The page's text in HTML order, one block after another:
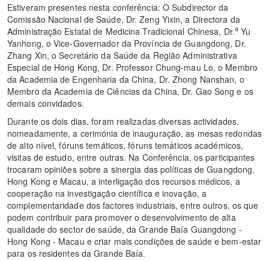
Estiveram presentes nesta conferência: O Subdirector da
Comissão Nacional de Saúde, Dr. Zeng Yixin, a Directora da
Administração Estatal de Medicina Tradicional Chinesa, Dr.aYu
Yanhong, o Vice-Governador da Província de Guangdong, Dr.
Zhang Xin, o Secretário da Saúde da Região Administrativa
Especial de Hong Kong, Dr. Professor Chung-mau Lo, o Membro
da Academia de Engenharia da China, Dr. Zhong Nanshan, o
Membro da Academia de Ciências da China, Dr. Gao Song e os
demais convidados.
Durante os dois dias, foram realizadas diversas actividades,
nomeadamente, a cerimónia de inauguração, as mesas redondas
de alto nível, fóruns temáticos, fóruns temáticos académicos,
visitas de estudo, entre outras. Na Conferência, os participantes
trocaram opiniões sobre a sinergia das políticas de Guangdong,
Hong Kong e Macau, a interligação dos recursos médicos, a
cooperação na investigação científica e inovação, a
complementaridade dos factores industriais, entre outros, os que
podem contribuir para promover o desenvolvimento de alta
qualidade do sector de saúde, da Grande Baía Guangdong -
Hong Kong - Macau e criar mais condições de saúde e bem-estar
para os residentes da Grande Baía.